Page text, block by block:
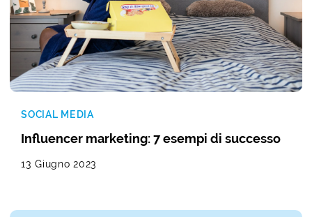
SOCIAL MEDIA
Influencer marketing: 7 esempi di successo
13 Giugno 2023